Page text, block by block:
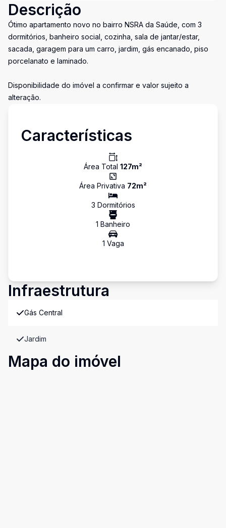
Descrição
Ótimo apartamento novo no bairro NSRA da Saúde, com 3
dormitórios, banheiro social, cozinha, sala de jantar/estar,
sacada, garagem para um carro, jardim, gás encanado, piso
porcelanato e laminado.
Disponibilidade do imóvel a confirmar e valor sujeito a
alteração.
Características
Área Total 127m²
Área Privativa 72m²
3 Dormitórios
1 Banheiro
1 Vaga
Infraestrutura
Gás Central
Jardim
Mapa do imóvel